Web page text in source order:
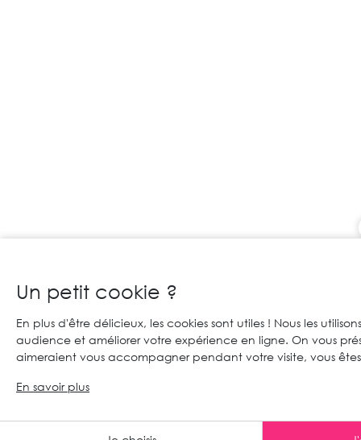
Un petit cookie ?
En plus d'être délicieux, les cookies sont utiles ! Nous les
audience et améliorer votre expérience en ligne. On vous
aimeraient vous accompagner pendant votre visite, vous
En savoir plus